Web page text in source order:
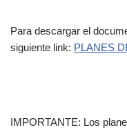
Para descargar el
siguiente link: PLANES
IMPORTANTE: Los